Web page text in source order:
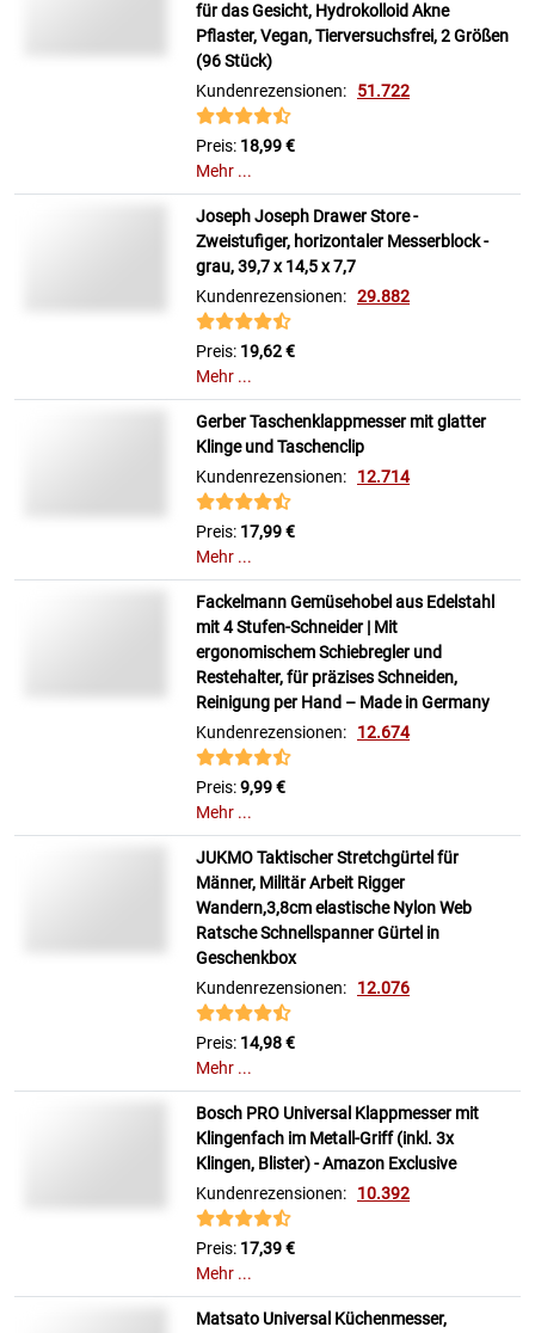
für das Gesicht, Hydrokolloid Akne
Pflaster, Vegan, Tierversuchsfrei, 2 Größen
(96 Stück)
Kundenrezensionen: 51.722
Preis: 18,99 €
Mehr ...
Joseph Joseph Drawer Store -
Zweistufiger, horizontaler Messerblock -
grau, 39,7 x 14,5 x 7,7
Kundenrezensionen: 29.882
Preis: 19,62 €
Mehr ...
Gerber Taschenklappmesser mit glatter
Klinge und Taschenclip
Kundenrezensionen: 12.714
Preis: 17,99 €
Mehr ...
Fackelmann Gemüsehobel aus Edelstahl
mit 4 Stufen-Schneider | Mit
ergonomischem Schiebregler und
Restehalter, für präzises Schneiden,
Reinigung per Hand – Made in Germany
Kundenrezensionen: 12.674
Preis:9,99 €
Mehr ...
JUKMO Taktischer Stretchgürtel für
Männer, Militär Arbeit Rigger
Wandern,3,8cm elastische Nylon Web
Ratsche Schnellspanner Gürtel in
Geschenkbox
Kundenrezensionen: 12.076
Preis: 14,98 €
Mehr ...
Bosch PRO Universal Klappmesser mit
Klingenfach im Metall-Griff (inkl. 3x
Klingen, Blister) - Amazon Exclusive
Kundenrezensionen: 10.392
Preis: 17,39 €
Mehr ...
Matsato Universal Küchenmesser,